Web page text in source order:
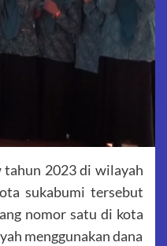
tahun 2023 di wilayah
sukabumi tersebut
nomor satu di kota
menggunakan dana